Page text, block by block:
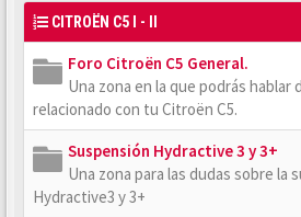
CITROËN C5 I - II
Foro Citroën C5 General.
Una zona en la que podrás hablar
relacionado con tu Citroën C5.
Suspensión Hydractive 3 y 3+
Una zona para las dudas sobre la
Hydractive3 y 3+